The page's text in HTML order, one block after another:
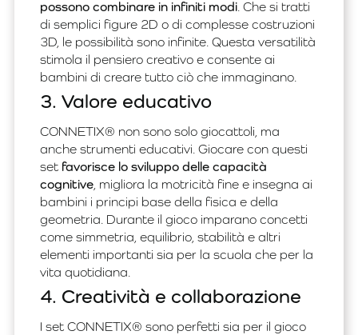
possono combinare in infiniti modi . Che si tratti
di semplici figure 2D o di complesse costruzioni
3D, le possibilità sono infinite. Questa versatilità
stimola il pensiero creativo e consente ai
bambini di creare tutto ciò che immaginano.
3. Valore educativo
CONNETIX® non sono solo giocattoli, ma
anche strumenti educativi. Giocare con questi
set favorisce lo sviluppo delle capacità
cognitive , migliora la motricità fine e insegna ai
bambini i principi base della fisica e della
geometria. Durante il gioco imparano concetti
come simmetria, equilibrio, stabilità e altri
elementi importanti sia per la scuola che per la
vita quotidiana.
4. Creatività e collaborazione
I set CONNETIX® sono perfetti sia per il gioco